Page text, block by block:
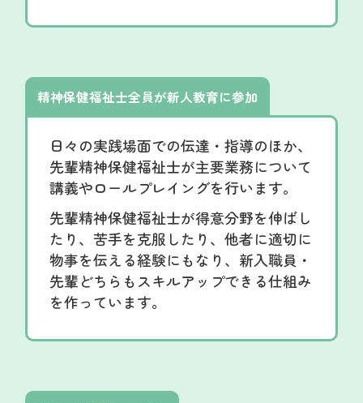
精神保健福祉士全員が新人教育に参加
日々の実践場面での伝達・指導のほか、
先輩精神保健福祉士が主要業務について
講義やロールプレイングを行います。
先輩精神保健福祉士が得意分野を伸ばし
たり、苦手を克服したり、他者に適切に
物事を伝える経験にもなり、新入職員・
先輩どちらもスキルアップできる仕組み
を作っています。